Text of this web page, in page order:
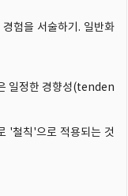
험을 서술하기. 일반화
일정한 경향성(tenden
'철칙'으로 적용되는 것